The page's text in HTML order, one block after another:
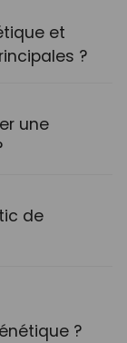
et
?
une
de
?